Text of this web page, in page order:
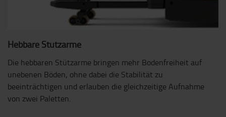
Hebbare Stützarme
Die hebbaren Stützarme bringen mehr Bodenfreiheit auf
unebenen Böden, ohne dabei die Stabilität zu
beeinträchtigen und erlauben die gleichzeitige Aufnahme
von zwei Paletten.